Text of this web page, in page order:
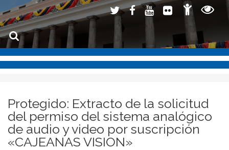
Protegido: Extracto de la solicitud
del permiso del sistema analógico
de audio y video por suscripción
«CAJEANAS VISION»